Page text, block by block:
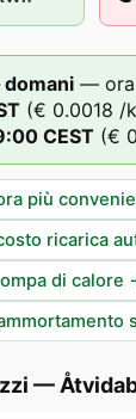
—
(€ 0.0018 /
:00 CEST (€
più
ricarica
di calore
—